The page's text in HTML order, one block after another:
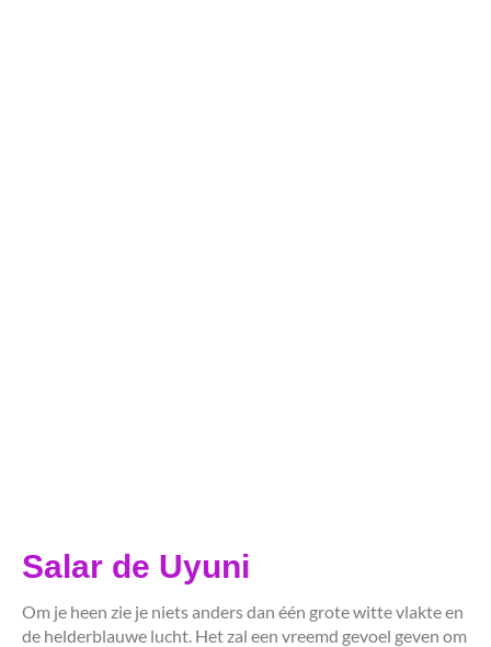
Salar de Uyuni
Om je heen zie je niets anders dan één grote witte vlakte en
de helderblauwe lucht. Het zal een vreemd gevoel geven om